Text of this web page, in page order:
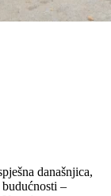
današnjica,
–